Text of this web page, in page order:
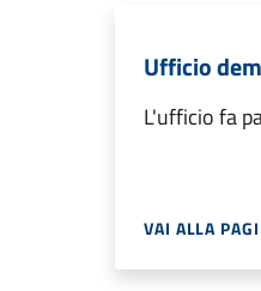
Ufficio
L'ufficio fa
VAI ALLA